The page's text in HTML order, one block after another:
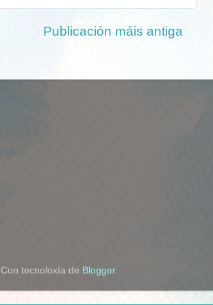
Publicación máis antiga
Con tecnoloxía de Blogger.